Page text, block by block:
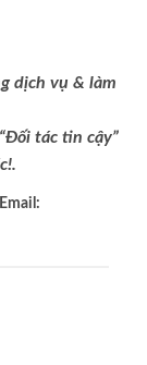
dịch vụ & làm
tác tin cậy”
Email :